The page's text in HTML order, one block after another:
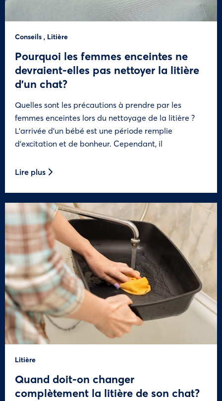
Conseils , Litière
Pourquoi les femmes enceintes ne
devraient-elles pas nettoyer la litière
d’un chat?
Quelles sont les précautions à prendre par les
femmes enceintes lors du nettoyage de la litière ?
L’arrivée d’un bébé est une période remplie
d’excitation et de bonheur. Cependant, il
Lire plus
Litière
Quand doit-on changer
complètement la litière de son chat?